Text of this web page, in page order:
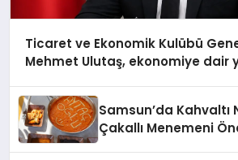
Ticaret ve Ekonomik Kulübü
Mehmet Ulutaş, ekonomiye dair
Samsun’da Kahvaltı
Çakallı Menemeni